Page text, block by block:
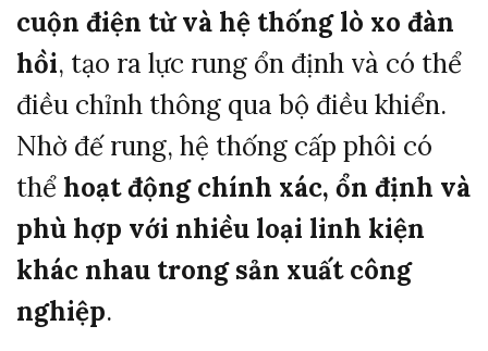
cuộn điện từvà hệ thốnglò xo đàn
hồi, tạo ra lực rung ổn định và có thể
điều chỉnh thông qua bộ điềukhiển.
Nhờ đếrung, hệ thống cấp phôi có
thể hoạtđộngchính xác, ổn định và
phù hợp với nhiều loại linh kiện
khác nhau trongsản xuấtcông
nghiệp.